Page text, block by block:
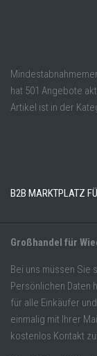
hat 501 Angebote
Artikel ist in der
B2B MARKTPLATZ
Großhandel für
Bei uns müssen
Persönlichen Daten
für alle Einkäufer
einmalig mit Ihrer
kostenlos Kontakt